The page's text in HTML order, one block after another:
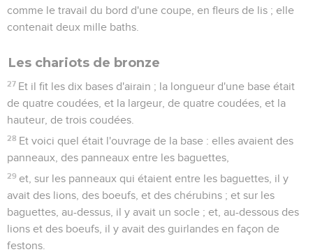
comme le travail du bord d'une coupe, en fleurs de lis ; elle
contenait deux mille baths.
Les chariots de bronze
27 Et il fit les dix bases d'airain ; la longueur d'une base était
de quatre coudées, et la largeur, de quatre coudées, et la
hauteur, de trois coudées.
28 Et voici quel était l'ouvrage de la base : elles avaient des
panneaux, des panneaux entre les baguettes,
29 et, sur les panneaux qui étaient entre les baguettes, il y
avait des lions, des boeufs, et des chérubins ; et sur les
baguettes, au-dessus, il y avait un socle ; et, au-dessous des
lions et des boeufs, il y avait des guirlandes en façon de
festons.